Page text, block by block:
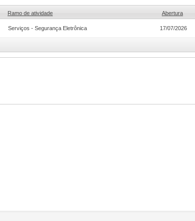
Ramo de atividade Abertura
Serviços - Segurança Eletrônica 17/07/2026